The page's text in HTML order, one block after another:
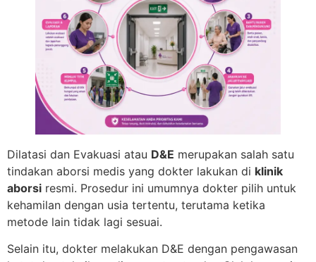
Dilatasi dan Evakuasi atau D&E merupakan salah satu
tindakan aborsi medis yang dokter lakukan di klinik
aborsi resmi. Prosedur ini umumnya dokter pilih untuk
kehamilan dengan usia tertentu, terutama ketika
metode lain tidak lagi sesuai.
Selain itu, dokter melakukan D&E dengan pengawasan